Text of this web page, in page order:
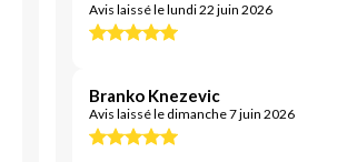
Avis laissé le lundi 22 juin 2026
Branko Knezevic
Avis laissé le dimanche 7 juin 2026